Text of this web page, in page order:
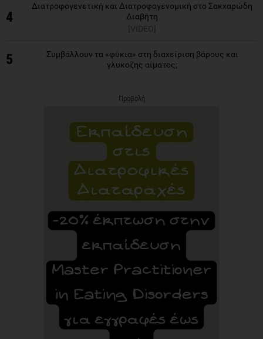
4
Διατροφογενετική και Διατροφογενομική στο Σακχαρώδη
Διαβήτη
[VIDEO]
5
Συμβάλλουν τα «φύκια» στη διαχείριση βάρους και
γλυκόζης αίματος;
Προβολή